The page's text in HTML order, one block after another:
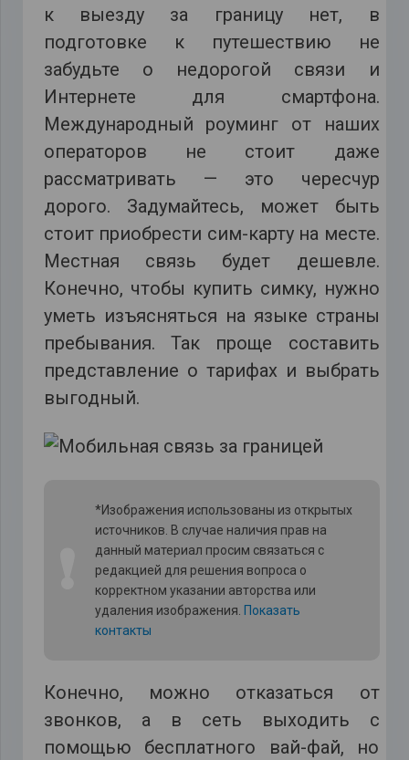
к выезду за границу нет, в
подготовке к путешествию не
забудьте о недорогой связи и
Интернете для смартфона.
Международный роуминг от наших
операторов не стоит даже
рассматривать — это чересчур
дорого. Задумайтесь, может быть
стоит приобрести сим-карту на месте.
Местная связь будет дешевле.
Конечно, чтобы купить симку, нужно
уметь изъясняться на языке страны
пребывания. Так проще составить
представление о тарифах и выбрать
выгодный.
*Изображения использованы из открытых
источников. В случае наличия прав на
данный материал просим связаться с
редакцией для решения вопроса о
корректном указании авторства или
удаления изображения. Показать
контакты
Конечно, можно отказаться от
звонков, а в сеть выходить с
помощью бесплатного вай-фай, но